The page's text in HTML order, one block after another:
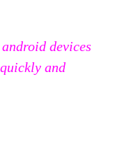
devices
and